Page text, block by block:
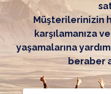
Müşterilerinizin
karşılamanıza
yaşamalarına
beraber